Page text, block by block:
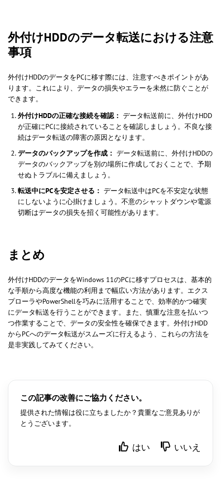
外付けHDDのデータ転送における注意
事項
外付けHDDのデータをPCに移す際には、注意すべきポイントがあ
ります。これにより、データの損失やエラーを未然に防ぐことが
できます。
外付けHDDの正確な接続を確認： データ転送前に、外付けHDD
が正確にPCに接続されていることを確認しましょう。不良な接
続はデータ転送の障害の原因となります。
データのバックアップを作成： データ転送前に、外付けHDDの
データのバックアップを別の場所に作成しておくことで、予期
せぬトラブルに備えましょう。
転送中にPCを安定させる： データ転送中はPCを不安定な状態
にしないように心掛けましょう。不意のシャットダウンや電源
切断はデータの損失を招く可能性があります。
まとめ
外付けHDDのデータをWindows 11のPCに移すプロセスは、基本的
な手順から高度な機能の利用まで幅広い方法があります。エクス
プローラやPowerShellを巧みに活用することで、効率的かつ確実
にデータ転送を行うことができます。また、慎重な注意を払いつ
つ作業することで、データの安全性を確保できます。外付けHDD
からPCへのデータ転送がスムーズに行えるよう、これらの方法を
是非実践してみてください。
この記事の改善にご協力ください。
提供された情報は役に立ちましたか？貴重なご意見ありが
とうございます。
はい いいえ